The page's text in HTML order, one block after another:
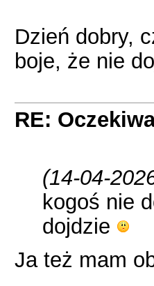
Dzień dobry,
boje, że nie
RE:
(14-04-
kogoś nie
dojdzie
Ja też mam